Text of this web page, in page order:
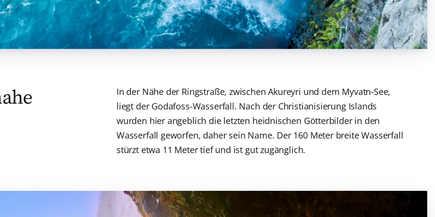
In der Nähe der Ringstraße, zwischen Akureyri und dem Myvatn-See,
liegt der Godafoss-Wasserfall. Nach der Christianisierung Islands
wurden hier angeblich die letzten heidnischen Götterbilder in den
Wasserfall geworfen, daher sein Name. Der 160 Meter breite Wasserfall
stürzt etwa 11 Meter tief und ist gut zugänglich.